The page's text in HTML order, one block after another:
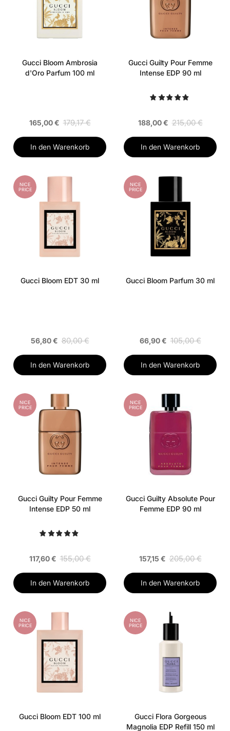
Gucci Bloom Ambrosia
d'Oro Parfum 100 ml
165,00 € 179,17 €
In den Warenkorb
Gucci Guilty Pour Femme
Intense EDP 90 ml
188,00 € 215,00 €
In den Warenkorb
NICE
PRICE
Gucci Bloom EDT 30 ml
56,80 € 80,00 €
In den Warenkorb
NICE
PRICE
Gucci Bloom Parfum 30 ml
66,90 € 105,00 €
In den Warenkorb
NICE
PRICE
Gucci Guilty Pour Femme
Intense EDP 50 ml
117,60 € 155,00 €
In den Warenkorb
NICE
PRICE
Gucci Guilty Absolute Pour
Femme EDP 90 ml
157,15 € 205,00 €
In den Warenkorb
NICE
PRICE
Gucci Bloom EDT 100 ml
NICE
PRICE
Gucci Flora Gorgeous
Magnolia EDP Refill 150 ml